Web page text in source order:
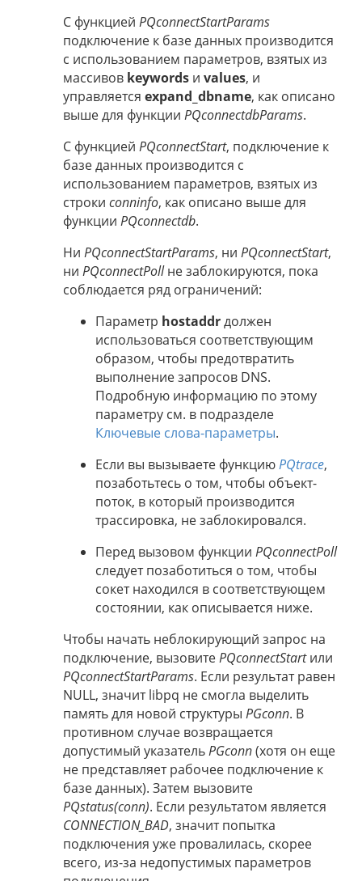
С функцией PQconnectStartParams
подключение к базе данных производится
с использованием параметров, взятых из
массивов keywords и values, и
управляется expand_dbname, как описано
выше для функции PQconnectdbParams.
С функцией PQconnectStart, подключение к
базе данных производится с
использованием параметров, взятых из
строки conninfo, как описано выше для
функции PQconnectdb.
Ни PQconnectStartParams, ни PQconnectStart,
ни PQconnectPollне заблокируются, пока
соблюдается ряд ограничений:
Параметр hostaddrдолжен
использоваться соответствующим
образом, чтобы предотвратить
выполнение запросов DNS.
Подробную информацию по этому
параметру см. в подразделе
Ключевые слова-параметры.
Если вы вызываете функциюPQtrace,
позаботьтесь о том, чтобы объект-
поток, в который производится
трассировка, не заблокировался.
Перед вызовом функции PQconnectPoll
следует позаботиться о том, чтобы
сокет находился в соответствующем
состоянии, как описывается ниже.
Чтобы начать неблокирующий запрос на
подключение, вызовитеPQconnectStartили
PQconnectStartParams. Если результат равен
NULL, значит libpq не смогла выделить
память для новой структуры PGconn. В
противном случае возвращается
допустимый указательPGconn(хотя он еще
не представляет рабочее подключение к
базе данных). Затем вызовите
PQstatus(conn). Если результатом является
CONNECTION_BAD, значит попытка
подключения уже провалилась, скорее
всего, из-за недопустимых параметров